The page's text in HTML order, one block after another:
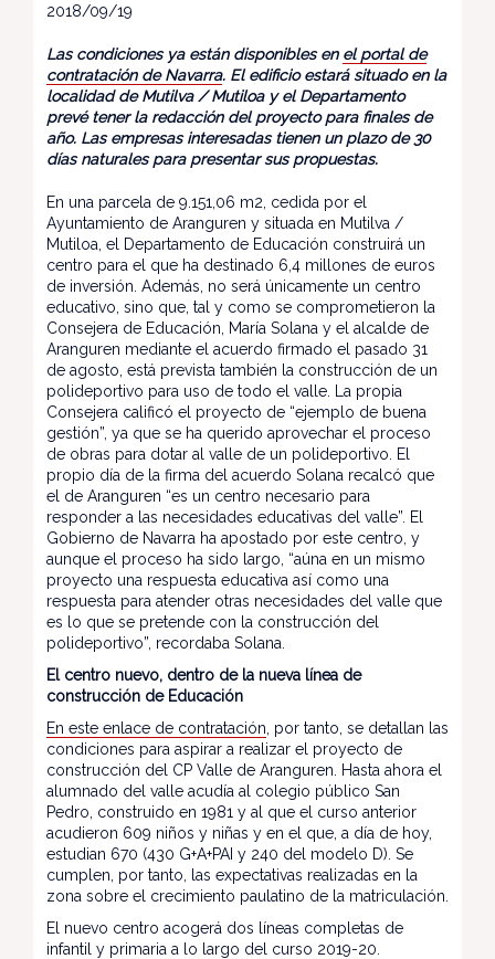
2018/09/19
Las condiciones ya están disponibles en el portal de
contratación de Navarra. El edificio estará situado en la
localidad de Mutilva / Mutiloa y el Departamento
prevé tener la redacción del proyecto para finales de
año. Las empresas interesadas tienen un plazo de 30
días naturales para presentar sus propuestas.
En una parcela de 9.151,06 m2, cedida por el
Ayuntamiento de Aranguren y situada en Mutilva /
Mutiloa, el Departamento de Educación construirá un
centro para el que ha destinado 6,4 millones de euros
de inversión. Además, no será únicamente un centro
educativo, sino que, tal y como se comprometieron la
Consejera de Educación, María Solana y el alcalde de
Aranguren mediante el acuerdo firmado el pasado 31
de agosto, está prevista también la construcción de un
polideportivo para uso de todo el valle. La propia
Consejera calificó el proyecto de “ejemplo de buena
gestión”, ya que se ha querido aprovechar el proceso
de obras para dotar al valle de un polideportivo. El
propio día de la firma del acuerdo Solana recalcó que
el de Aranguren “es un centro necesario para
responder a las necesidades educativas del valle”. El
Gobierno de Navarra ha apostado por este centro, y
aunque el proceso ha sido largo, “aúna en un mismo
proyecto una respuesta educativa así como una
respuesta para atender otras necesidades del valle que
es lo que se pretende con la construcción del
polideportivo”, recordaba Solana.
El centro nuevo, dentro de la nueva línea de
construcción de Educación
En este enlace de contratación , por tanto, se detallan las
condiciones para aspirar a realizar el proyecto de
construcción del CP Valle de Aranguren. Hasta ahora el
alumnado del valle acudía al colegio público San
Pedro, construido en 1981 y al que el curso anterior
acudieron 609 niños y niñas y en el que, a día de hoy,
estudian 670 (430 G+A+PAI y 240 del modelo D). Se
cumplen, por tanto, las expectativas realizadas en la
zona sobre el crecimiento paulatino de la matriculación.
El nuevo centro acogerá dos líneas completas de
infantil y primaria a lo largo del curso 2019-20.